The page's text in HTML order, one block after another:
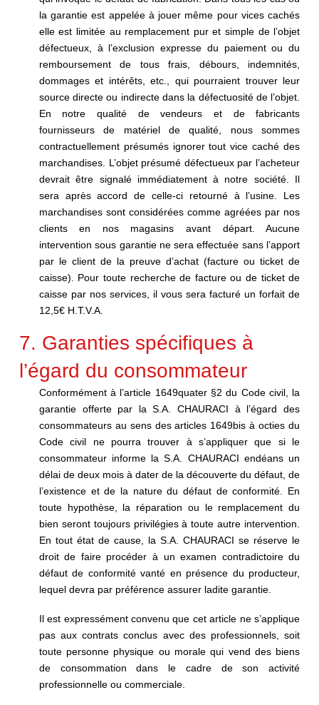
la garantie est appelée à jouer même pour vices cachés
elle est limitée au remplacement pur et simple de l’objet
défectueux, à l’exclusion expresse du paiement ou du
remboursement de tous frais, débours, indemnités,
dommages et intérêts, etc., qui pourraient trouver leur
source directe ou indirecte dans la défectuosité de l’objet.
En notre qualité de vendeurs et de fabricants
fournisseurs de matériel de qualité, nous sommes
contractuellement présumés ignorer tout vice caché des
marchandises. L’objet présumé défectueux par l’acheteur
devrait être signalé immédiatement à notre société. Il
sera après accord de celle-ci retourné à l’usine. Les
marchandises sont considérées comme agréées par nos
clients en nos magasins avant départ. Aucune
intervention sous garantie ne sera effectuée sans l’apport
par le client de la preuve d’achat (facture ou ticket de
caisse). Pour toute recherche de facture ou de ticket de
caisse par nos services, il vous sera facturé un forfait de
12,5€ H.T.V.A.
7. Garanties spécifiques à
l’égard du consommateur
Conformément à l’article 1649quater §2 du Code civil, la
garantie offerte par la S.A. CHAURACI à l’égard des
consommateurs au sens des articles 1649bis à octies du
Code civil ne pourra trouver à s’appliquer que si le
consommateur informe la S.A. CHAURACI endéans un
délai de deux mois à dater de la découverte du défaut, de
l’existence et de la nature du défaut de conformité. En
toute hypothèse, la réparation ou le remplacement du
bien seront toujours privilégies à toute autre intervention.
En tout état de cause, la S.A. CHAURACI se réserve le
droit de faire procéder à un examen contradictoire du
défaut de conformité vanté en présence du producteur,
lequel devra par préférence assurer ladite garantie.
Il est expressément convenu que cet article ne s’applique
pas aux contrats conclus avec des professionnels, soit
toute personne physique ou morale qui vend des biens
de consommation dans le cadre de son activité
professionnelle ou commerciale.